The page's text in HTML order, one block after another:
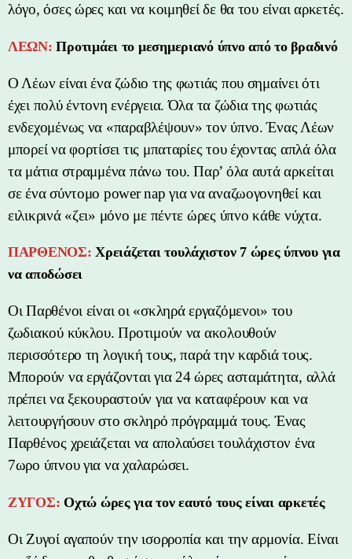
λόγο, όσες ώρες και να κοιμηθεί δε θα του είναι αρκετές.
ΛΕΩΝ:Προτιμάει το μεσημεριανό ύπνο από το βραδινό
Ο Λέων είναι ένα ζώδιο της φωτιάς που σημαίνει ότι
έχει πολύ έντονη ενέργεια. Όλα τα ζώδια της φωτιάς
ενδεχομένως να «παραβλέψουν» τον ύπνο. Ένας Λέων
μπορεί να φορτίσει τις μπαταρίες του έχοντας απλά όλα
τα μάτια στραμμένα πάνω του. Παρ’ όλα αυτά αρκείται
σε ένα σύντομο power nap για να αναζωογονηθεί και
ειλικρινά «ζει» μόνο με πέντε ώρες ύπνο κάθε νύχτα.
ΠΑΡΘΕΝΟΣ: Χρειάζεται τουλάχιστον 7 ώρες ύπνου για
να αποδώσει
Οι Παρθένοι είναι οι «σκληρά εργαζόμενοι» του
ζωδιακού κύκλου. Προτιμούν να ακολουθούν
περισσότερο τη λογική τους, παρά την καρδιά τους.
Μπορούν να εργάζονται για 24 ώρες ασταμάτητα, αλλά
πρέπει να ξεκουραστούν για να καταφέρουν και να
λειτουργήσουν στο σκληρό πρόγραμμά τους. Ένας
Παρθένος χρειάζεται να απολαύσει τουλάχιστον ένα
7ωρο ύπνου για να χαλαρώσει.
ΖΥΓΟΣ: Οχτώ ώρες για τον εαυτό τους είναι αρκετές
Οι Ζυγοί αγαπούν την ισορροπία και την αρμονία. Είναι